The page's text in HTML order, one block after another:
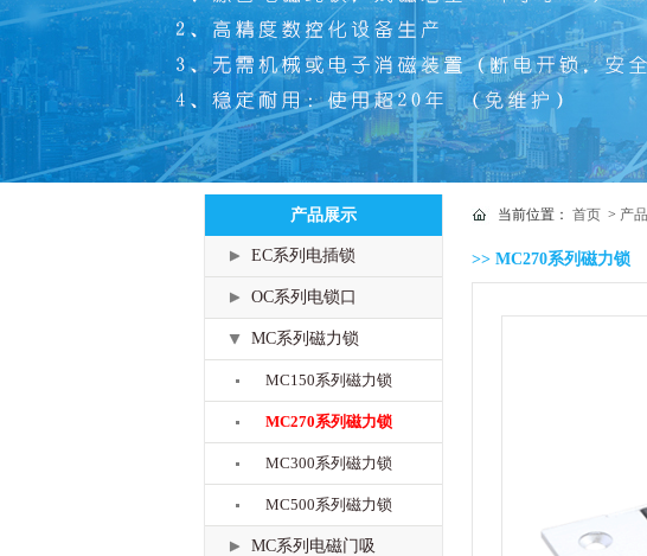
产品展示
EC系列电插锁
OC系列电锁口
MC系列磁力锁
MC150系列磁力锁
MC270系列磁力锁
MC300系列磁力锁
MC500系列磁力锁
MC系列电磁门吸
当前位置： 首页 > 产
>> MC270系列磁力锁